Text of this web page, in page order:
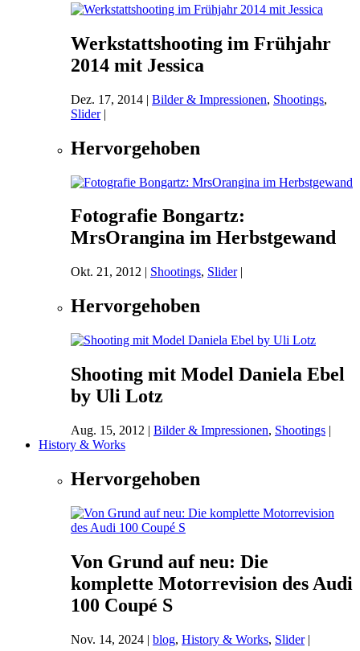
Werkstattshooting im Frühjahr
2014 mit Jessica
Dez. 17, 2014 | Bilder & Impressionen, Shootings,
Slider|
Hervorgehoben
Fotografie Bongartz:
MrsOrangina im Herbstgewand
Okt. 21, 2012 | Shootings, Slider|
Hervorgehoben
Shooting mit Model Daniela Ebel
by Uli Lotz
Aug. 15, 2012 | Bilder & Impressionen, Shootings |
History & Works
Hervorgehoben
Von Grund auf neu: Die
komplette Motorrevision des Audi
100 Coupé S
Nov. 14, 2024 | blog, History & Works, Slider|